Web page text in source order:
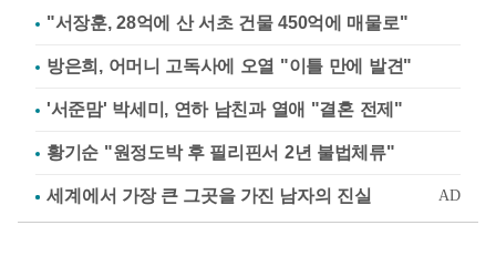
"서장훈, 28억에 산 서초 건물 450억에 매물로"
방은희, 어머니 고독사에 오열 "이틀 만에 발견"
'서준맘' 박세미, 연하 남친과 열애 "결혼 전제"
황기순 "원정도박 후 필리핀서 2년 불법체류"